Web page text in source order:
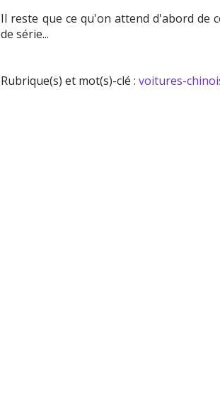
Il reste que ce qu'on attend d'abord de
de série...
Rubrique(s) et mot(s)-clé :voitures-